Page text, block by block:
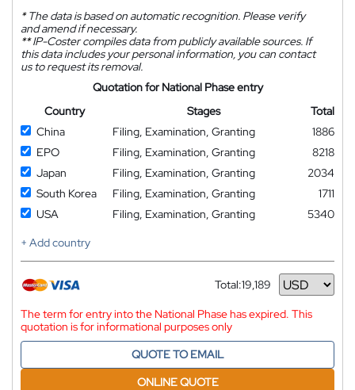
*The data is based on automatic recognition. Please verify
and amend if necessary.
**IP-Coster compiles data from publicly available sources. If
this data includes your personal information, you can contact
us to request its removal.
Quotation for National Phase entry
Country
Stages
Total
China
Filing, Examination, Granting
1886
EPO
Filing, Examination, Granting
8218
Japan
Filing, Examination, Granting
2034
South Korea
Filing, Examination, Granting
1711
USA
Filing, Examination, Granting
5340
+ Add country
Total:19,189
Currency
The term for entry into the National Phase has expired. This
quotation is for informational purposes only
QUOTE TO EMAIL
ONLINE QUOTE